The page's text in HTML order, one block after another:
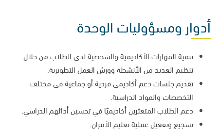
أدوار ومسؤوليات الوحدة
تنمية المهارات الأكاديمية والشخصية لدى الطلاب من خلال
تنظيم العديد من الأنشطة وورش العمل التطويرية.
تقديم جلسات دعم أكاديمي فردية أو جماعية في مختلف
التخصصات والمواد الدراسية.
دعم الطلاب المتعثرين أكاديميًا في تحسين أدائهم الدراسي.
تشجيع وتفعيل عملية تعليم الأقران.